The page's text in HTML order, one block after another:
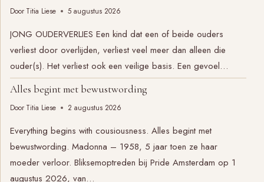
Door Titia Liese 5 augustus 2026
JONG OUDERVERLIES Een kind dat een of beide ouders
verliest door overlijden, verliest veel meer dan alleen die
ouder(s). Het verliest ook een veilige basis. Een gevoel…
Alles begint met bewustwording
Door Titia Liese 2 augustus 2026
Everything begins with cousiousness. Alles begint met
bewustwording. Madonna – 1958, 5 jaar toen ze haar
moeder verloor. Bliksemoptreden bij Pride Amsterdam op 1
augustus 2026, van…